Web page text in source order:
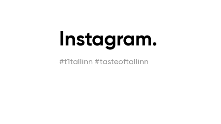
Instagram.
#t1tallinn #tasteoftallinn